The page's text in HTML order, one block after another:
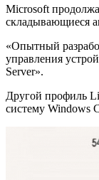
Microsoft
складывающиеся
«Опытный
управления
Server».
Другой профиль
систему Windows